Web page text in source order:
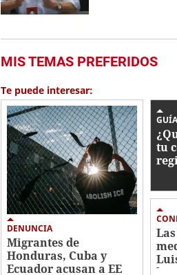
MIS TEMAS PREFERIDOS
Te puede interesar:
DENUNCIA
Migrantes de
Honduras, Cuba y
Ecuador acusan a EE
tu